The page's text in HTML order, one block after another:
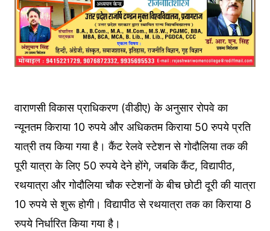
वाराणसी विकास प्राधिकरण (वीडीए) के अनुसार रोपवे का
न्यूनतम किराया 10 रुपये और अधिकतम किराया 50 रुपये प्रति
यात्री तय किया गया है। कैंट रेलवे स्टेशन से गोदौलिया तक की
पूरी यात्रा के लिए 50 रुपये देने होंगे, जबकि कैंट, विद्यापीठ,
रथयात्रा और गोदौलिया चौक स्टेशनों के बीच छोटी दूरी की यात्रा
10 रुपये से शुरू होगी। विद्यापीठ से रथयात्रा तक का किराया 8
रुपये निर्धारित किया गया है।